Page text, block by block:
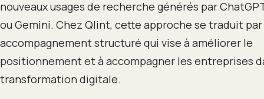
nouveaux usages de recherche générés par
ou Gemini. Chez Qlint, cette approche se traduit par
accompagnement structuré qui vise à améliorer le
positionnement et à accompagner les entreprises
transformation digitale.